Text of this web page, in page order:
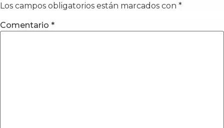
Los campos obligatorios están marcados con *
Comentario *